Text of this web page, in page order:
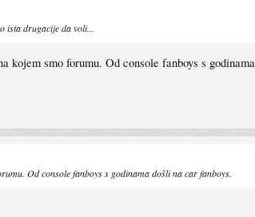
ista drugacije da voli...
smo forumu. Od console fanboys s
Od console fanboys s godinama došli na car fanboys.